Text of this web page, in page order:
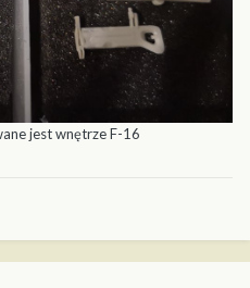
jest wnętrze F-16